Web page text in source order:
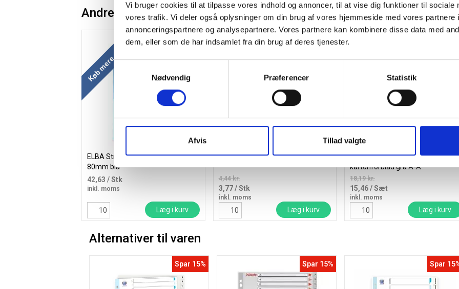
Vi bruger cookies til at tilpasse vores indhold og annoncer, til at vise dig funktioner til sociale
vores trafik. Vi deler også oplysninger om din brug af vores hjemmeside med vores partnere
annonceringspartnere og analysepartnere. Vores partnere kan kombinere disse data med
dem, eller som de har indsamlet fra din brug af deres tjenester.
Nødvendig
Præferencer Statistik
Afvis Tillad valgte
Andre kunder købte også
Køb mere og spar
ELBA Strong-Line brevordner A4
80mm blå
42,63 / Stk
inkl. moms
Læg i kurv
Spar 15%
Office tekstmarker blå
4,44 kr.
3,77/ Stk
inkl. moms
Læg i kurv
Q-line plastregister A4 med
kartonforblad grå A-Å
18,19 kr.
15,46/ Sæt
inkl. moms
Læg i kurv
Alternativer til varen
Spar 15% Spar 15% Spar